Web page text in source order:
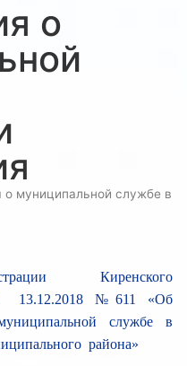
о
муниципальной службе в
Киренского
13.12.2018 №611 «Об
службе в
района»